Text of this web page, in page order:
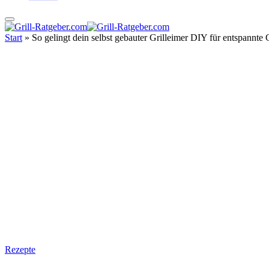
Start » So gelingt dein selbst gebauter Grilleimer DIY für entspannte
Rezepte